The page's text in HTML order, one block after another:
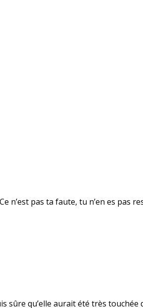
n’est pas ta faute, tu n’en es pas
sûre qu’elle aurait été très